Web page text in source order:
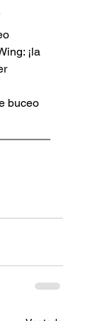
¡la
buceo